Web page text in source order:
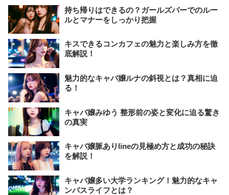
持ち帰りはできるの？ガールズバーでのルー
ルとマナーをしっかり把握
キスできるコンカフェの魅力と楽しみ方を徹
底解説！
魅力的なキャバ嬢ルナの斜視とは？真相に迫
る！
キャバ嬢みゆう 整形前の姿と変化に迫る驚き
の真実
キャバ嬢脈ありlineの見極め方と成功の秘訣
を解説！
キャバ嬢多い大学ランキング！魅力的なキャ
ンパスライフとは？